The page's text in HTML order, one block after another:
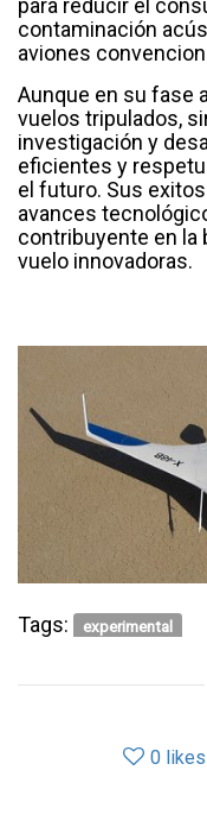
contaminación
aviones
Aunque en su fase
vuelos tripulados,
investigación y
eficientes y
el futuro. Sus
avances
contribuyente en la
vuelo innovadoras.
Tags: experimental
0 likes